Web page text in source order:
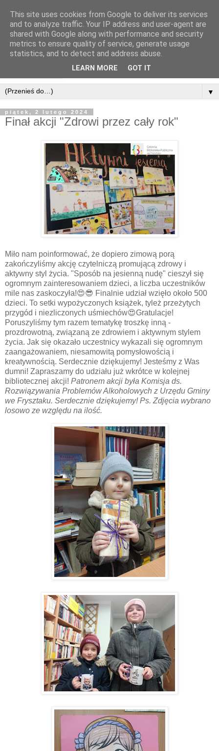
▼
piątek, 2 lutego 2024
Finał akcji "Zdrowi przez cały rok"
Miło nam poinformować, że dopiero zimową porą
zakończyliśmy akcję czytelniczą promującą zdrowy i
aktywny styl życia. "Sposób na jesienną nudę" cieszył się
ogromnym zainteresowaniem dzieci, a liczba uczestników
mile nas zaskoczyła!😍😎 Finalnie udział wzięło około 500
dzieci. To setki wypożyczonych książek, tyleż przeżytych
przygód i niezliczonych uśmiechów😍Gratulacje!
Poruszyliśmy tym razem tematykę troszkę inną -
prozdrowotną, związaną ze zdrowiem i aktywnym stylem
życia. Jak się okazało uczestnicy wykazali się ogromnym
zaangażowaniem, niesamowitą pomysłowością i
kreatywnością. Serdecznie dziękujemy! Jesteśmy z Was
dumni! Zapraszamy do udziału już wkrótce w kolejnej
bibliotecznej akcji! Patronem akcji była Komisja ds.
Rozwiązywania Problemów Alkoholowych z Urzędu Gminy
we Frysztaku. Serdecznie dziękujemy! Ps. Zdjęcia wybrano
losowo ze względu na ilość.
This site uses cookies from Google to deliver its services
and to analyze traffic. Your IP address and user-agent are
shared with Google along with performance and security
metrics to ensure quality of service, generate usage
statistics, and to detect and address abuse.
LEARN MORE GOT IT